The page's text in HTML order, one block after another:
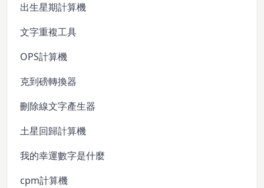
出生星期計算機
文字重複工具
OPS計算機
克到磅轉換器
刪除線文字產生器
土星回歸計算機
我的幸運數字是什麼
cpm計算機